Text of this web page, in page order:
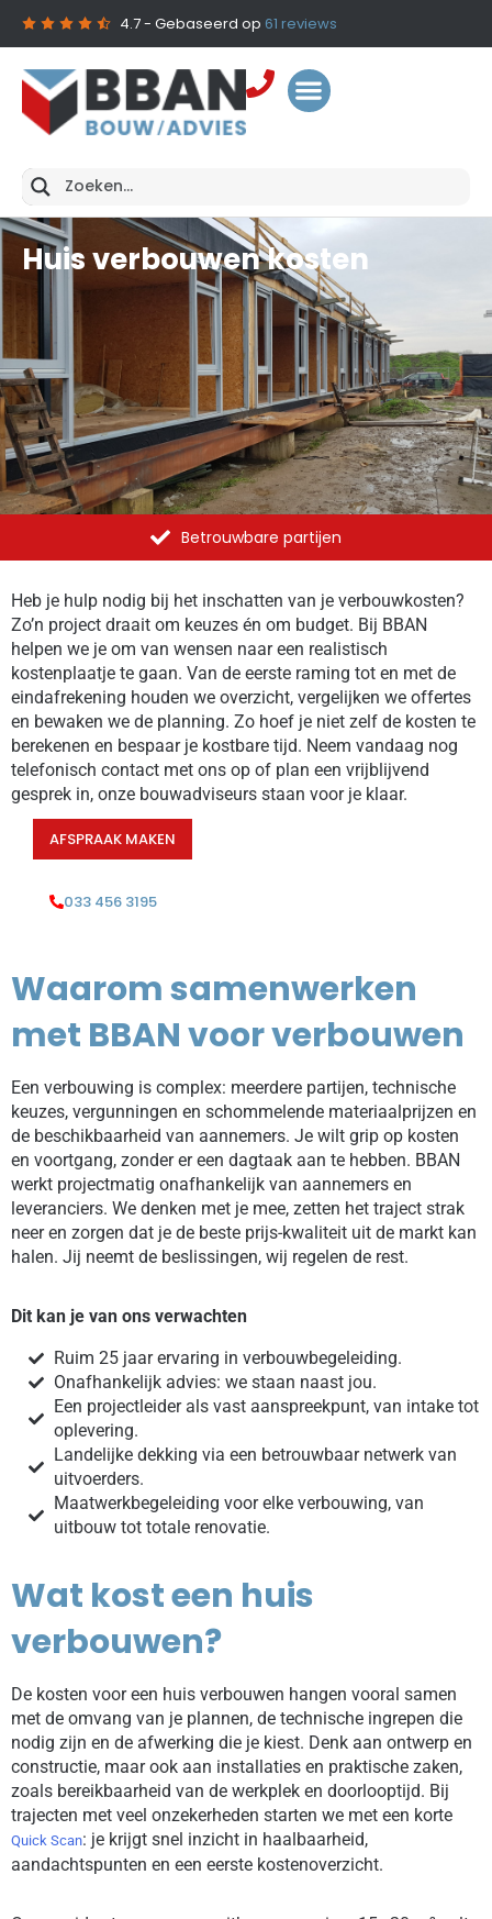
4.7- Gebaseerd op 61 reviews
Huis verbouwen kosten
Betrouwbare partijen
Heb je hulp nodig bij het inschatten van je verbouwkosten?
Zo’n project draait om keuzes én om budget. Bij BBAN
helpen we je om van wensen naar een realistisch
kostenplaatje te gaan. Van de eerste raming tot en met de
eindafrekening houden we overzicht, vergelijken we offertes
en bewaken we de planning. Zo hoef je niet zelf de kosten te
berekenen en bespaar je kostbare tijd. Neem vandaag nog
telefonisch contact met ons op of plan een vrijblijvend
gesprek in, onze bouwadviseurs staan voor je klaar.
AFSPRAAK MAKEN
033 456 3195
Waarom samenwerken
met BBAN voor verbouwen
Een verbouwing is complex: meerdere partijen, technische
keuzes, vergunningen en schommelende materiaalprijzen en
de beschikbaarheid van aannemers. Je wilt grip op kosten
en voortgang, zonder er een dagtaak aan te hebben. BBAN
werkt projectmatig onafhankelijk van aannemers en
leveranciers. We denken met je mee, zetten het traject strak
neer en zorgen dat je de beste prijs-kwaliteit uit de markt kan
halen. Jij neemt de beslissingen, wij regelen de rest.
Dit kan je van ons verwachten
Ruim 25 jaar ervaring in verbouwbegeleiding.
Onafhankelijk advies: we staan naast jou.
Een projectleider als vast aanspreekpunt, van intake tot
oplevering.
Landelijke dekking via een betrouwbaar netwerk van
uitvoerders.
Maatwerkbegeleiding voor elke verbouwing, van
uitbouw tot totale renovatie.
Wat kost een huis
verbouwen?
De kosten voor een huis verbouwen hangen vooral samen
met de omvang van je plannen, de technische ingrepen die
nodig zijn en de afwerking die je kiest. Denk aan ontwerp en
constructie, maar ook aan installaties en praktische zaken,
zoals bereikbaarheid van de werkplek en doorlooptijd. Bij
trajecten met veel onzekerheden starten we met een korte
Quick Scan: je krijgt snel inzicht in haalbaarheid,
aandachtspunten en een eerste kostenoverzicht.